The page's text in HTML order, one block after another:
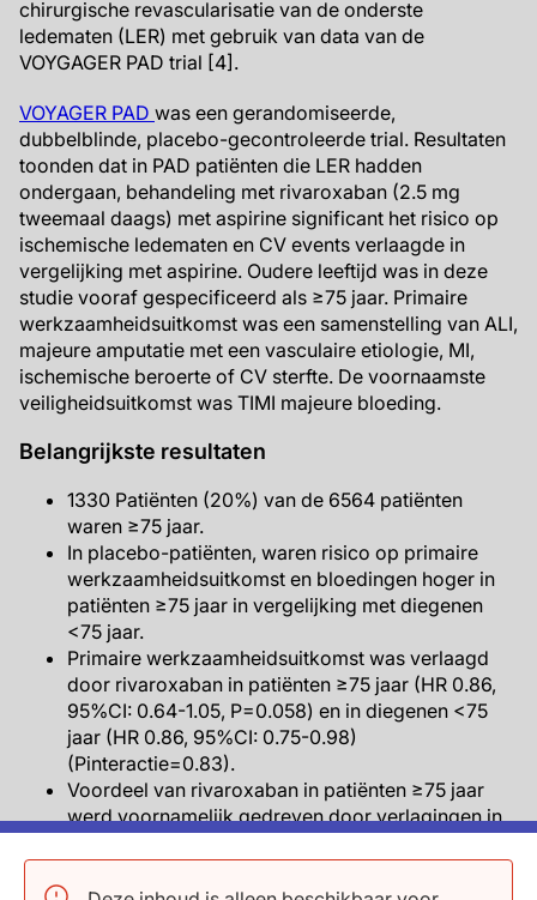
chirurgische revascularisatie van de onderste
ledematen (LER) met gebruik van data van de
VOYGAGER PAD trial [4].
VOYAGER PAD was een gerandomiseerde,
dubbelblinde, placebo-gecontroleerde trial. Resultaten
toonden dat in PAD patiënten die LER hadden
ondergaan, behandeling met rivaroxaban (2.5 mg
tweemaal daags) met aspirine significant het risico op
ischemische ledematen en CV events verlaagde in
vergelijking met aspirine. Oudere leeftijd was in deze
studie vooraf gespecificeerd als ≥75 jaar. Primaire
werkzaamheidsuitkomst was een samenstelling van ALI,
majeure amputatie met een vasculaire etiologie, MI,
ischemische beroerte of CV sterfte. De voornaamste
veiligheidsuitkomst was TIMI majeure bloeding.
Belangrijkste resultaten
1330 Patiënten (20%) van de 6564 patiënten
waren ≥75 jaar.
In placebo-patiënten, waren risico op primaire
werkzaamheidsuitkomst en bloedingen hoger in
patiënten ≥75 jaar in vergelijking met diegenen
<75 jaar.
Primaire werkzaamheidsuitkomst was verlaagd
door rivaroxaban in patiënten ≥75 jaar (HR 0.86,
95%CI: 0.64-1.05, P=0.058) en in diegenen <75
jaar (HR 0.86, 95%CI: 0.75-0.98)
(Pinteractie=0.83).
Voordeel van rivaroxaban in patiënten ≥75 jaar
werd voornamelijk gedreven door verlagingen in
en optreden van majeure amputatie met vasculaire
etiologie.